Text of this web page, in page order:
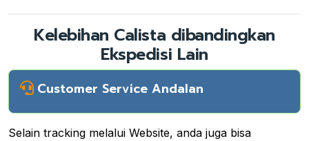
Kelebihan Calista dibandingkan
Ekspedisi Lain
Customer Service Andalan
Selain tracking melalui Website, anda juga bisa